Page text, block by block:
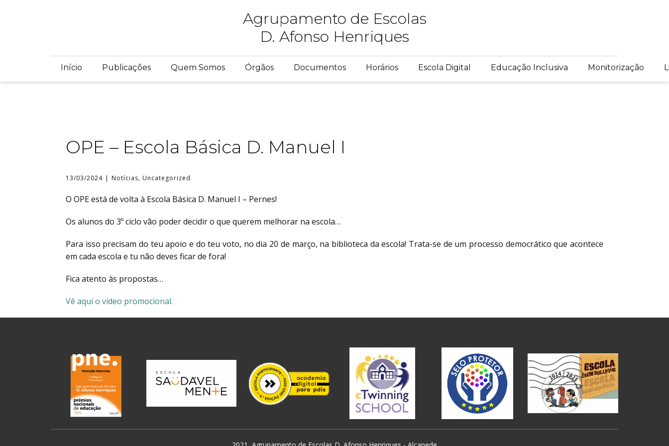
Agrupamento de Escolas
D. Afonso Henriques
Início Publicações Quem Somos Órgãos Documentos Horários Escola Digital Educação Inclusiva Monitorização
OPE – Escola Básica D. Manuel I
13/03/2024 Notícias, Uncategorized
O OPE está de volta à Escola Básica D. Manuel I – Pernes!
Os alunos do 3º ciclo vão poder decidir o que querem melhorar na escola…
Para isso precisam do teu apoio e do teu voto, no dia 20 de março, na biblioteca da escola! Trata-se de um processo democrático que acontece
em cada escola e tu não deves ficar de fora!
Fica atento às propostas…
Vê aqui o vídeo promocional.